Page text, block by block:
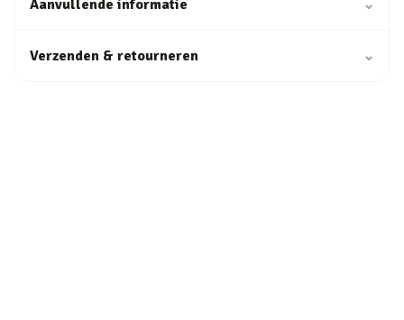
Aanvullende informatie ⌄
Verzenden & retourneren ⌄